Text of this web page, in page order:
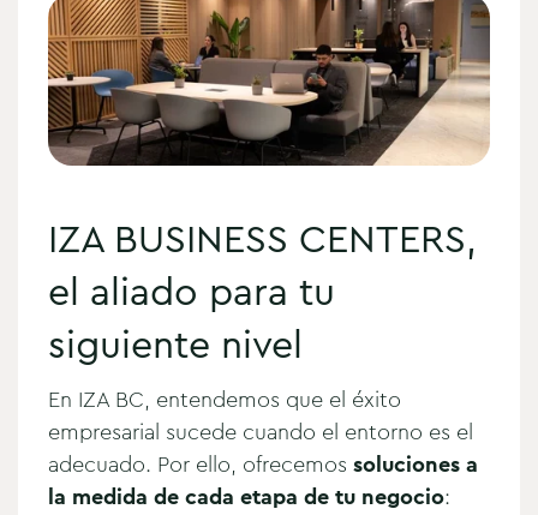
IZA BUSINESS CENTERS,
el aliado para tu
siguiente nivel
En IZA BC, entendemos que el éxito
empresarial sucede cuando el entorno es el
adecuado. Por ello, ofrecemos soluciones a
la medida de cada etapa de tu negocio: